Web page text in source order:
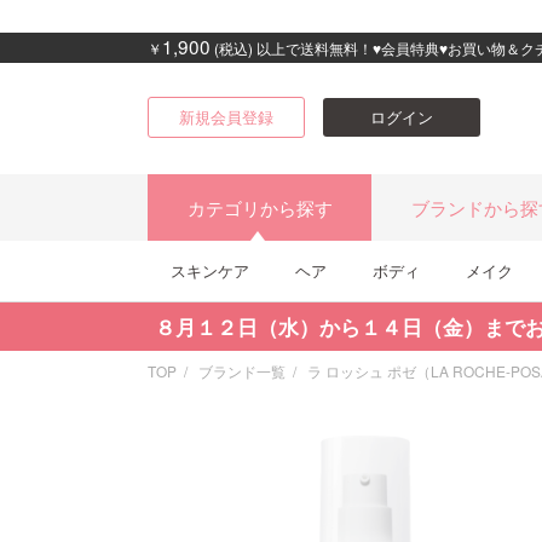
￥ 1,900 (税込) 以上で送料無料！♥会員特典♥お買い物＆
新規会員登録 ログイン
カテゴリから探す ブランドから
スキンケア ヘア ボディ メイク
８月１２日（水）から１４日（金）ま
TOP ブランド一覧 ラ ロッシュ ポゼ（LA ROCHE-